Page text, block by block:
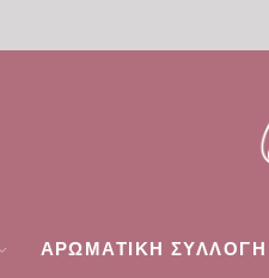
ΑΡΩΜΑΤΙΚΗ ΣΥΛΛΟΓΗ